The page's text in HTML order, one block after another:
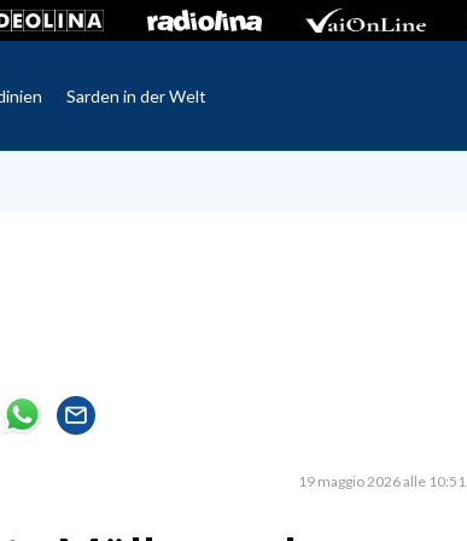
Sarden in der Welt
19 maggio 2026 alle 10:51